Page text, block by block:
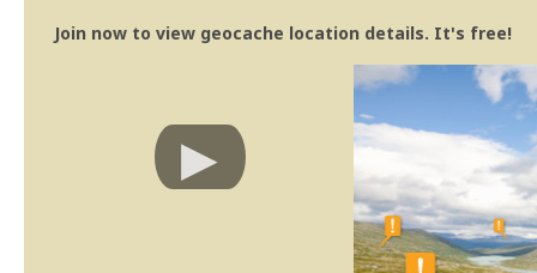
Join now to view geocache location details. It's free!